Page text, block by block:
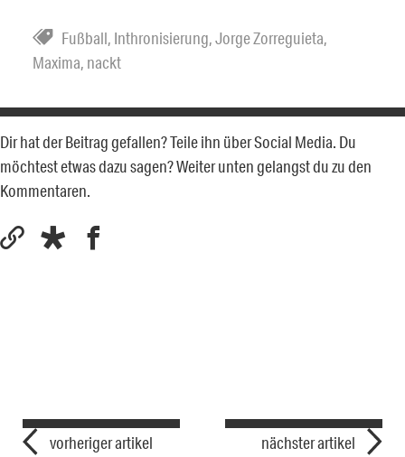
Fußball, Inthronisierung,Jorge Zorreguieta,
Maxima, nackt
Dir hat der Beitrag gefallen? Teile ihn über Social Media. Du
möchtest etwas dazu sagen? Weiter unten gelangst du zu den
Kommentaren.
vorheriger artikel nächster artikel